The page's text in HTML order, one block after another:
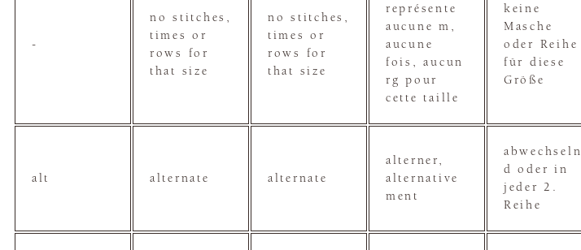
-
no stitches,
times or
rows for
that size
no stitches,
times or
rows for
that size
représente
aucune m,
aucune
fois, aucun
rg pour
cette taille
keine
Masche
oder Reihe
für diese
Größe
alt alternate alternate
alterner,
alternative
ment
abwechseln
d oder in
jeder 2.
Reihe